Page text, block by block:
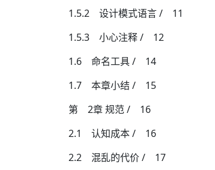
1.5.2 设计模式语言 / 11
1.5.3 小心注释 / 12
1.6 命名工具 / 14
1.7 本章小结 / 15
第 2章 规范 / 16
2.1 认知成本 / 16
2.2 混乱的代价 / 17